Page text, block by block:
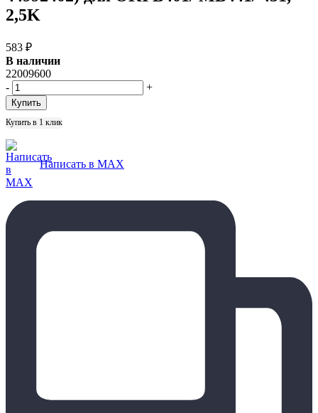
2,5K
583 ₽
В наличии
22009600
-
+
Купить в 1 клик
Написать в MAX